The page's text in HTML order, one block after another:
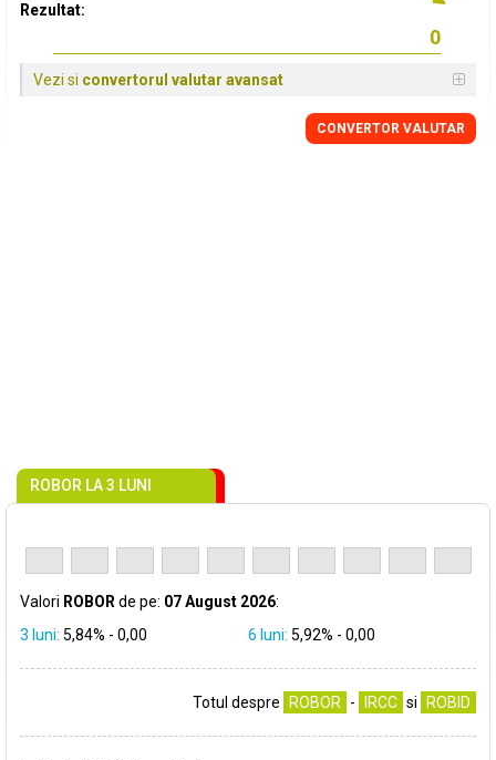
Rezultat:
Vezi si convertorul valutar avansat
CONVERTOR VALUTAR
ROBOR LA 3 LUNI
27.07.202628.07.202629.07.202630.07.202631.07.202603.08.2026
Valori ROBOR de pe: 07 August 2026:
3 luni: 5,84% - 0,00 6 luni: 5,92% - 0,00
Totul despre ROBOR - IRCC si ROBID